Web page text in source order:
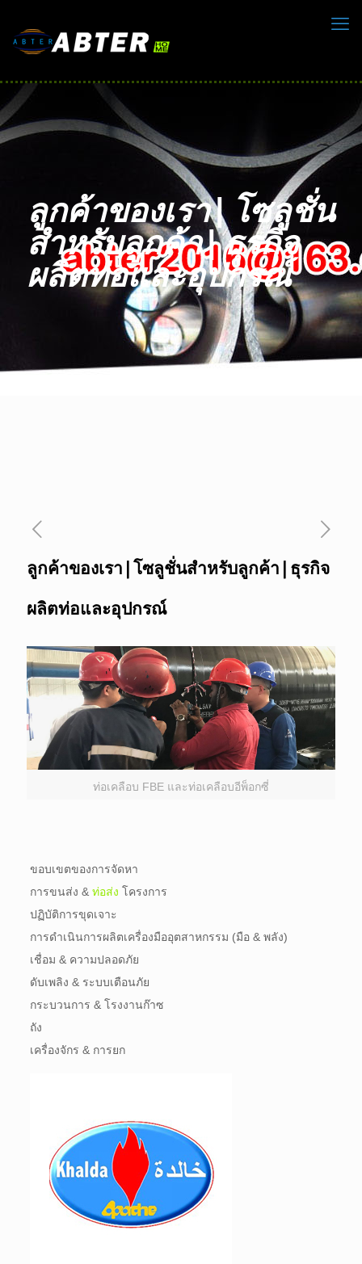
ลูกค้าของเรา | โซลูชั่น
สำหรับลูกค้า | ธุรกิจ
ผลิตท่อและอุปกรณ์
ลูกค้าของเรา | โซลูชั่นสำหรับลูกค้า | ธุรกิจ
ผลิตท่อและอุปกรณ์
ท่อเคลือบ FBE และท่อเคลือบอีพ็อกซี่
ขอบเขตของการจัดหา
การขนส่ง & ท่อส่ง โครงการ
ปฏิบัติการขุดเจาะ
การดำเนินการผลิตเครื่องมืออุตสาหกรรม (มือ & พลัง)
เชื่อม & ความปลอดภัย
ดับเพลิง & ระบบเตือนภัย
กระบวนการ & โรงงานก๊าซ
ถัง
เครื่องจักร & การยก